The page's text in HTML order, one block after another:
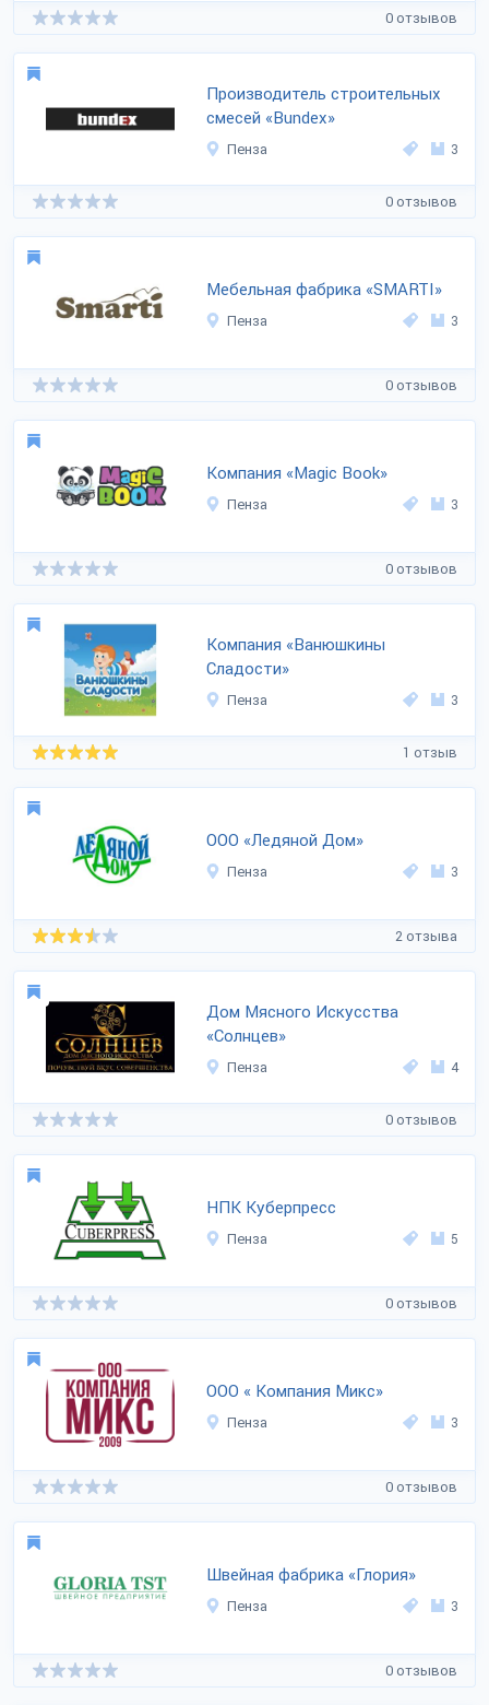
0 отзывов
Производитель строительных
смесей «Bundex»
Пенза 3
0 отзывов
Мебельная фабрика «SMARTI»
Пенза 3
0 отзывов
Компания «Magic Book»
Пенза 3
0 отзывов
Компания «Ванюшкины
Сладости»
Пенза 3
1 отзыв
ООО «Ледяной Дом»
Пенза 3
2 отзыва
Дом Мясного Искусства
«Солнцев»
Пенза 4
0 отзывов
НПК Куберпресс
Пенза 5
0 отзывов
ООО « Компания Микс»
Пенза 3
0 отзывов
Швейная фабрика «Глория»
Пенза 3
0 отзывов